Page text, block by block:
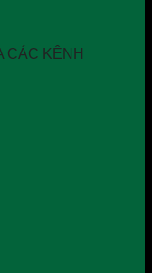
CÁC KÊNH